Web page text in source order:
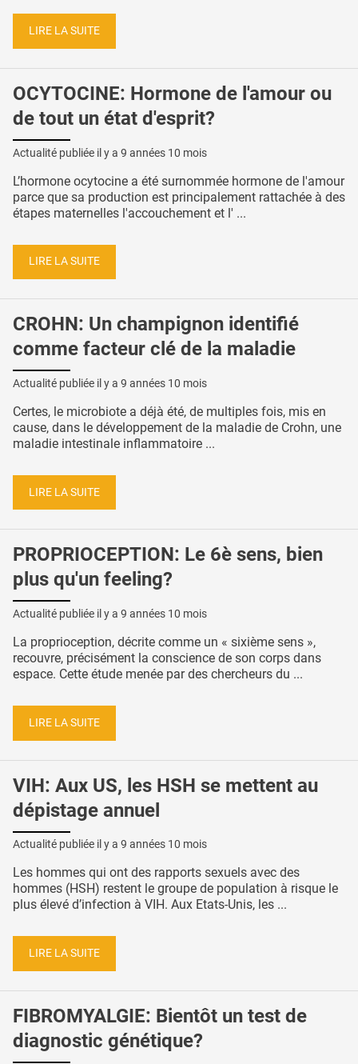
LIRE LA SUITE
OCYTOCINE: Hormone de l'amour ou
de tout un état d'esprit?
Actualité publiée il y a 9 années 10 mois
L’hormone ocytocine a été surnommée hormone de l'amour
parce que sa production est principalement rattachée à des
étapes maternelles l'accouchement et l' ...
LIRE LA SUITE
CROHN: Un champignon identifié
comme facteur clé de la maladie
Actualité publiée il y a 9 années 10 mois
Certes, le microbiote a déjà été, de multiples fois, mis en
cause, dans le développement de la maladie de Crohn, une
maladie intestinale inflammatoire ...
LIRE LA SUITE
PROPRIOCEPTION: Le 6è sens, bien
plus qu'un feeling?
Actualité publiée il y a 9 années 10 mois
La proprioception, décrite comme un « sixième sens »,
recouvre, précisément la conscience de son corps dans
espace. Cette étude menée par des chercheurs du ...
LIRE LA SUITE
VIH: Aux US, les HSH se mettent au
dépistage annuel
Actualité publiée il y a 9 années 10 mois
Les hommes qui ont des rapports sexuels avec des
hommes (HSH) restent le groupe de population à risque le
plus élevé d’infection à VIH. Aux Etats-Unis, les ...
LIRE LA SUITE
FIBROMYALGIE: Bientôt un test de
diagnostic génétique?